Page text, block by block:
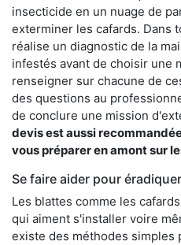
insecticide en un nuage de
exterminer les cafards. Dans
réalise un diagnostic de la
infestés avant de choisir une
renseigner sur chacune de
des questions au
de conclure une mission
devis est aussi
vous préparer en amont sur
Se faire aider pour
Les blattes comme les
qui aiment s'installer voire
existe des méthodes simples